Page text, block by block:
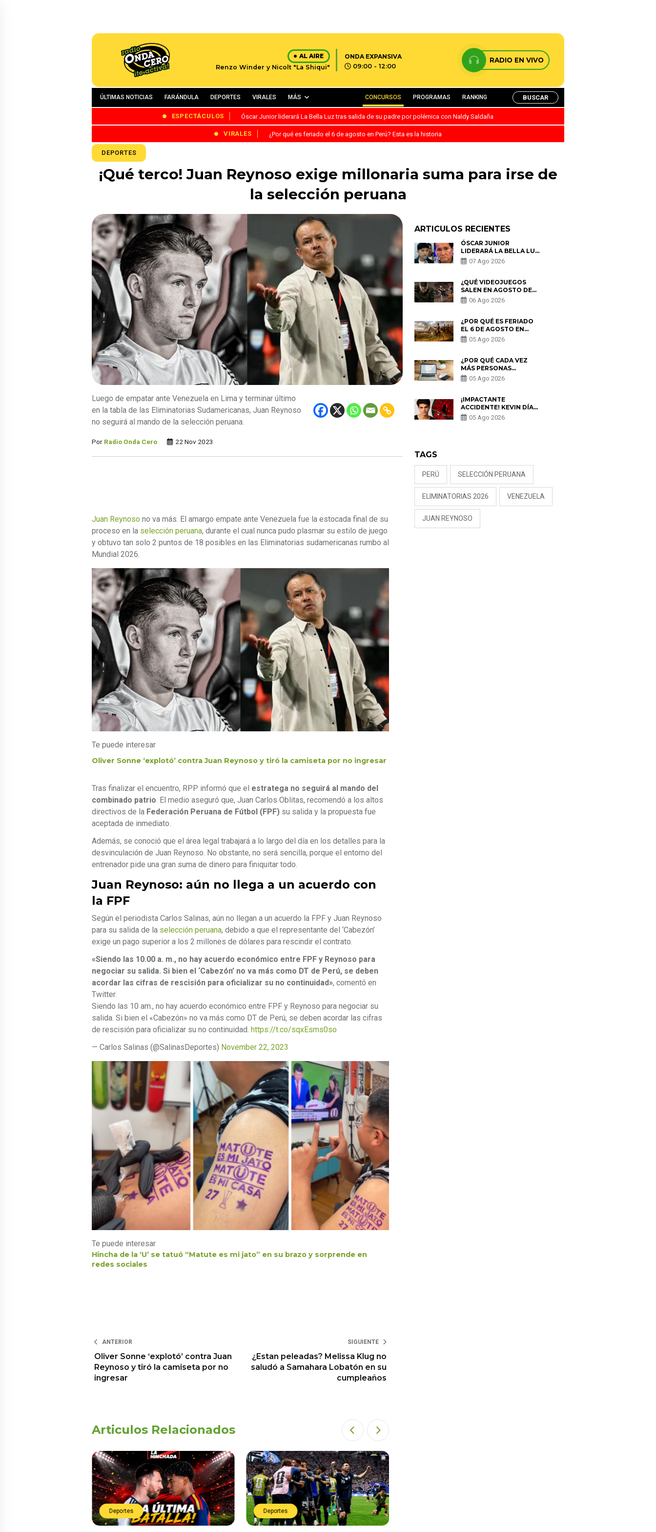
AL AIRE
Renzo Winder y Nicolt "La Shiqui"
ONDA EXPANSIVA
09:00 - 12:00
RADIO EN VIVO
ÚLTIMAS NOTICIAS FARÁNDULA DEPORTES VIRALES MÁS CONCURSOS PROGRAMAS RANKING BUSCAR
ESPECTÁCULOS Óscar Junior liderará La Bella Luz tras salida de su padre por polémica con Naldy Saldaña
VIRALES ¿Por qué es feriado el 6 de agosto en Perú? Esta es la historia
DEPORTES
¡Qué terco! Juan Reynoso exige millonaria suma para irse de
la selección peruana
Luego de empatar ante Venezuela en Lima y terminar último
en la tabla de las Eliminatorias Sudamericanas, Juan Reynoso
no seguirá al mando de la selección peruana.
Por Radio Onda Cero 22 Nov 2023
Juan Reynoso no va más. El amargo empate ante Venezuela fue la estocada final de su
proceso en la selección peruana, durante el cual nunca pudo plasmar su estilo de juego
y obtuvo tan solo 2 puntos de 18 posibles en las Eliminatorias sudamericanas rumbo al
Mundial 2026.
Te puede interesar
Oliver Sonne ‘explotó’ contra Juan Reynoso y tiró la camiseta por no ingresar
Tras finalizar el encuentro, RPP informó que el estratega no seguirá al mando del
combinado patrio. El medio aseguró que, Juan Carlos Oblitas, recomendó a los altos
directivos de la Federación Peruana de Fútbol (FPF) su salida y la propuesta fue
aceptada de inmediato.
Además, se conoció que el área legal trabajará a lo largo del día en los detalles para la
desvinculación de Juan Reynoso. No obstante, no será sencilla, porque el entorno del
entrenador pide una gran suma de dinero para finiquitar todo.
Juan Reynoso: aún no llega a un acuerdo con
la FPF
Según el periodista Carlos Salinas, aún no llegan a un acuerdo la FPF y Juan Reynoso
para su salida de la selección peruana, debido a que el representante del ‘Cabezón’
exige un pago superior a los 2 millones de dólares para rescindir el contrato.
«Siendo las 10.00 a. m., no hay acuerdo económico entre FPF y Reynoso para
negociar su salida. Si bien el ‘Cabezón’ no va más como DT de Perú, se deben
acordar las cifras de rescisión para oficializar su no continuidad», comentó en
Twitter.
Siendo las 10 am., no hay acuerdo económico entre FPF y Reynoso para negociar su
salida. Si bien el «Cabezón» no va más como DT de Perú, se deben acordar las cifras
de rescisión para oficializar su no continuidad. https://t.co/sqxEsms0so
— Carlos Salinas (@SalinasDeportes) November 22, 2023
Te puede interesar
Hincha de la ‘U’ se tatuó “Matute es mi jato” en su brazo y sorprende en
redes sociales
ANTERIOR
Oliver Sonne ‘explotó’ contra Juan
Reynoso y tiró la camiseta por no
ingresar
SIGUIENTE
¿Estan peleadas? Melissa Klug no
saludó a Samahara Lobatón en su
cumpleaños
Articulos Relacionados
Deportes Deportes
ARTICULOS RECIENTES
ÓSCAR JUNIOR
LIDERARÁ LA BELLA LUZ
TRAS SALIDA DE SU
PADRE POR POLÉMICA
07 Ago 2026
¿QUÉ VIDEOJUEGOS
SALEN EN AGOSTO DE
2026? ESTOS SON LOS
ESTRENOS MÁS
06 Ago 2026
¿POR QUÉ ES FERIADO
EL 6 DE AGOSTO EN
PERÚ? ESTA ES LA
HISTORIA
05 Ago 2026
¿POR QUÉ CADA VEZ
MÁS PERSONAS
UTILIZAN UNA VPN
PARA PROTEGER SU
05 Ago 2026
¡IMPACTANTE
ACCIDENTE! KEVIN DÍAZ
CAE DESDE OCHO
METROS EN “ESTO ES
05 Ago 2026
TAGS
PERÚ SELECCIÓN PERUANA
ELIMINATORIAS 2026 VENEZUELA
JUAN REYNOSO